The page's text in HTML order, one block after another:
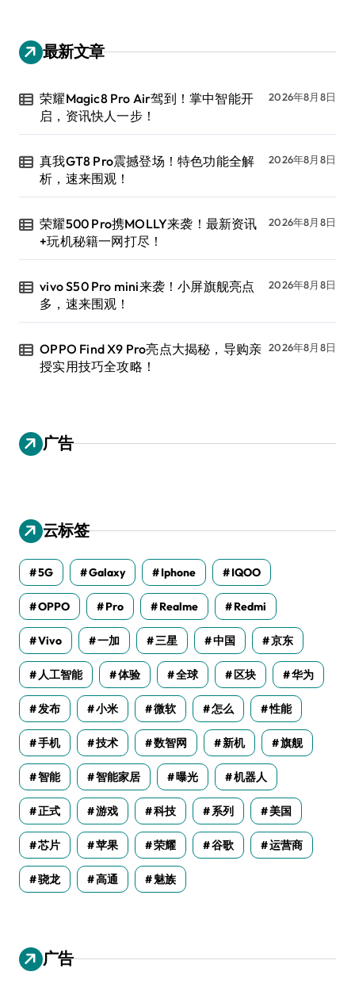
最新文章
荣耀Magic8 Pro Air驾到！掌中智能开
启，资讯快人一步！
2026年8月8日
真我GT8 Pro震撼登场！特色功能全解
析，速来围观！
2026年8月8日
荣耀500 Pro携MOLLY来袭！最新资讯
+玩机秘籍一网打尽！
2026年8月8日
vivo S50 Pro mini来袭！小屏旗舰亮点
多，速来围观！
2026年8月8日
OPPO Find X9 Pro亮点大揭秘，导购亲
授实用技巧全攻略！
2026年8月8日
广告
云标签
5G Galaxy Iphone IQOO
OPPO Pro Realme Redmi
Vivo 一加 三星 中国 京东
人工智能 体验 全球 区块 华为
发布 小米 微软 怎么 性能
手机 技术 数智网 新机 旗舰
智能 智能家居 曝光 机器人
正式 游戏 科技 系列 美国
芯片 苹果 荣耀 谷歌 运营商
骁龙 高通 魅族
广告